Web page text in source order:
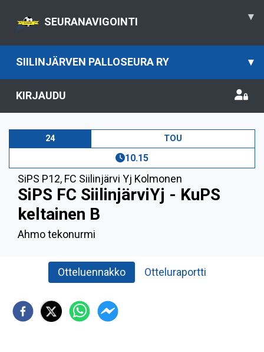
SEURANAVIGOINTI ▾
SIILINJÄRVEN PALLOSEURA RY ▾
KIRJAUDU
24 TOU
10.15
SiPS P12, FC Siilinjärvi Yj Kolmonen
SiPS FC SiilinjärviYj - KuPS
keltainen B
Ahmo tekonurmi
Otteluennakko Otteluraportti